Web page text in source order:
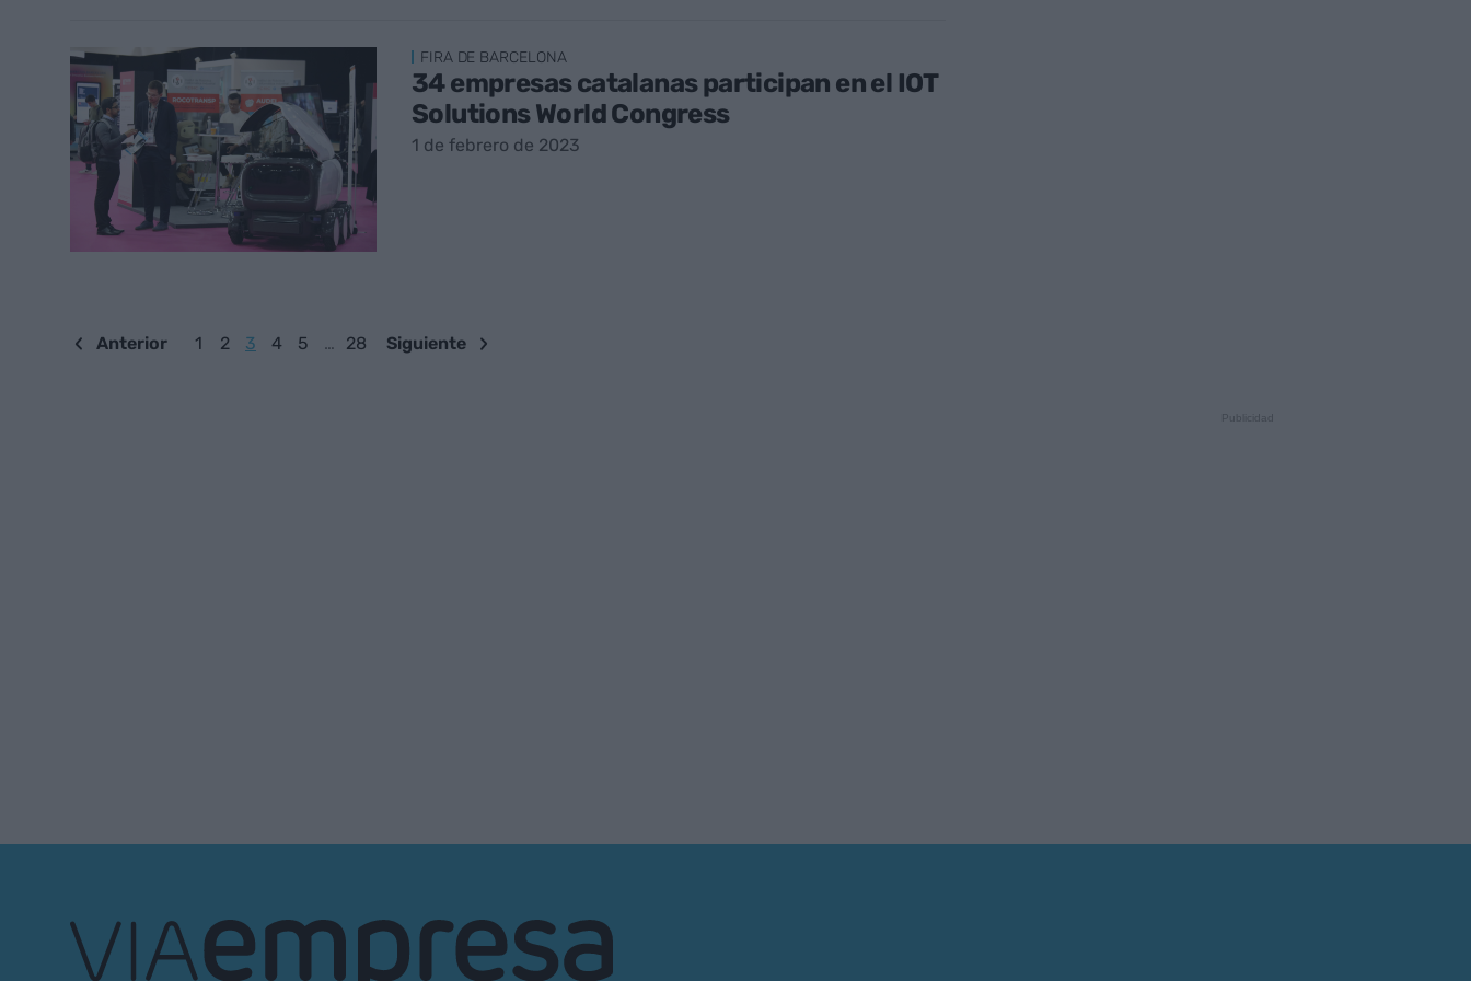
FIRA DE BARCELONA
34 empresas catalanas participan en el IOT
Solutions World Congress
1 de febrero de 2023
Anterior 1 2 3 4 5 … 28 Siguiente